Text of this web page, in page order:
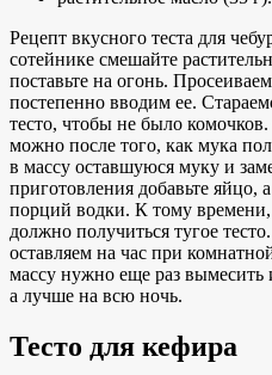
Рецепт вкусного теста для
сотейнике смешайте
поставьте на огонь.
постепенно вводим ее.
тесто, чтобы не было
можно после того, как мука
в массу оставшуюся муку и
приготовления добавьте яйцо,
порций водки. К тому времени,
должно получиться тугое
оставляем на час при
массу нужно еще раз вымесить
а лучше на всю ночь.
Тесто для кефира